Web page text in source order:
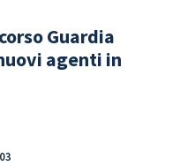
Guardia
agenti in